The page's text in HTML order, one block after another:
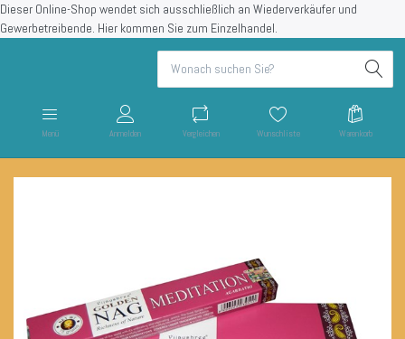
Dieser Online-Shop wendet sich ausschließlich an Wiederverkäufer und
Gewerbetreibende. Hier kommen Sie zum Einzelhandel.
Menü Anmelden Vergleichen Wunschliste Warenkorb